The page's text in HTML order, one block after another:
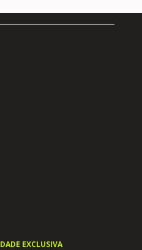
EXCLUSIVA